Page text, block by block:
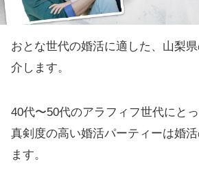
おとな世代の婚活に適した、山梨
介します。
40代〜50代のアラフィフ世代にと
真剣度の高い婚活パーティーは婚
ます。